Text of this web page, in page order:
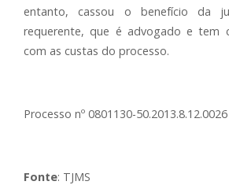
entanto, cassou o benefício da
requerente, que é advogado e tem
com as custas do processo.
Processo nº 0801130-50.2013.8.12.0026
Fonte: TJMS